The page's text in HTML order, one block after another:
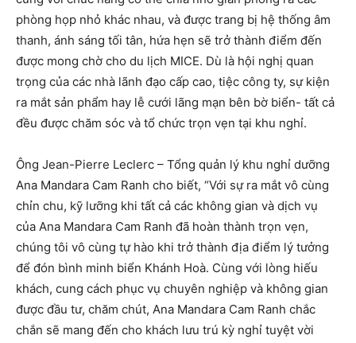
phòng họp nhỏ khác nhau, và được trang bị hệ thống âm
thanh, ánh sáng tối tân, hứa hẹn sẽ trở thành điểm đến
được mong chờ cho du lịch MICE. Dù là hội nghị quan
trọng của các nhà lãnh đạo cấp cao, tiệc công ty, sự kiện
ra mắt sản phẩm hay lễ cưới lãng mạn bên bờ biển- tất cả
đều được chăm sóc và tổ chức trọn vẹn tại khu nghỉ.
Ông Jean-Pierre Leclerc – Tổng quản lý khu nghỉ dưỡng
Ana Mandara Cam Ranh cho biết, “Với sự ra mắt vô cùng
chỉn chu, kỹ lưỡng khi tất cả các không gian và dịch vụ
của Ana Mandara Cam Ranh đã hoàn thành trọn vẹn,
chúng tôi vô cùng tự hào khi trở thành địa điểm lý tưởng
để đón bình minh biển Khánh Hoà. Cùng với lòng hiếu
khách, cung cách phục vụ chuyên nghiệp và không gian
được đầu tư, chăm chút, Ana Mandara Cam Ranh chắc
chắn sẽ mang đến cho khách lưu trú kỳ nghỉ tuyệt vời